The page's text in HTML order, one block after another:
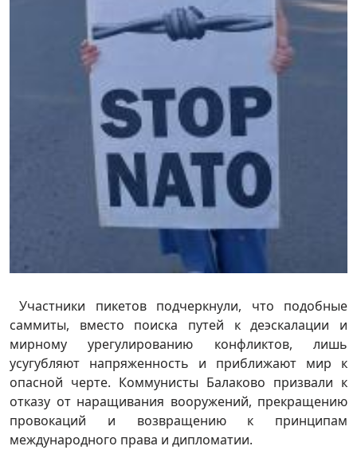
Участники пикетов подчеркнули, что подобные
саммиты, вместо поиска путей к деэскалации и
мирному урегулированию конфликтов, лишь
усугубляют напряженность и приближают мир к
опасной черте. Коммунисты Балаково призвали к
отказу от наращивания вооружений, прекращению
провокаций и возвращению к принципам
международного права и дипломатии.